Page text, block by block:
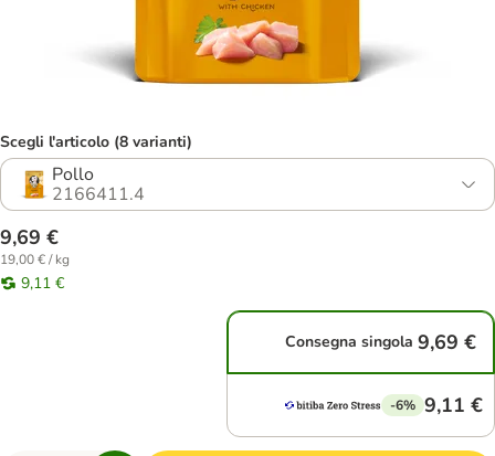
Scegli l'articolo (8 varianti)
Pollo
2166411.4
9,69 €
19,00 € / kg
9,11 €
Consegna singola 9,69 €
-6% 9,11 €